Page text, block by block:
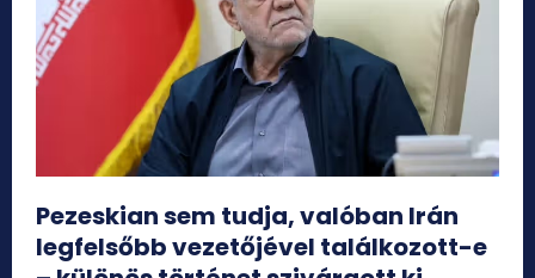
Pezeskian sem tudja, valóban Irán
legfelsőbb vezetőjével találkozott-e